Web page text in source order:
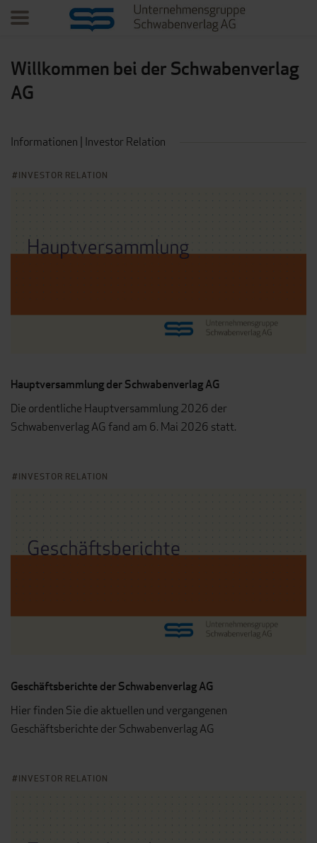
Willkommen bei der Schwabenverlag
AG
Informationen | Investor Relation
INVESTOR RELATION
Hauptversammlung der Schwabenverlag AG
Die ordentliche Hauptversammlung 2026 der
Schwabenverlag AG fand am 6. Mai 2026 statt.
INVESTOR RELATION
Geschäftsberichte der Schwabenverlag AG
Hier finden Sie die aktuellen und vergangenen
Geschäftsberichte der Schwabenverlag AG
INVESTOR RELATION